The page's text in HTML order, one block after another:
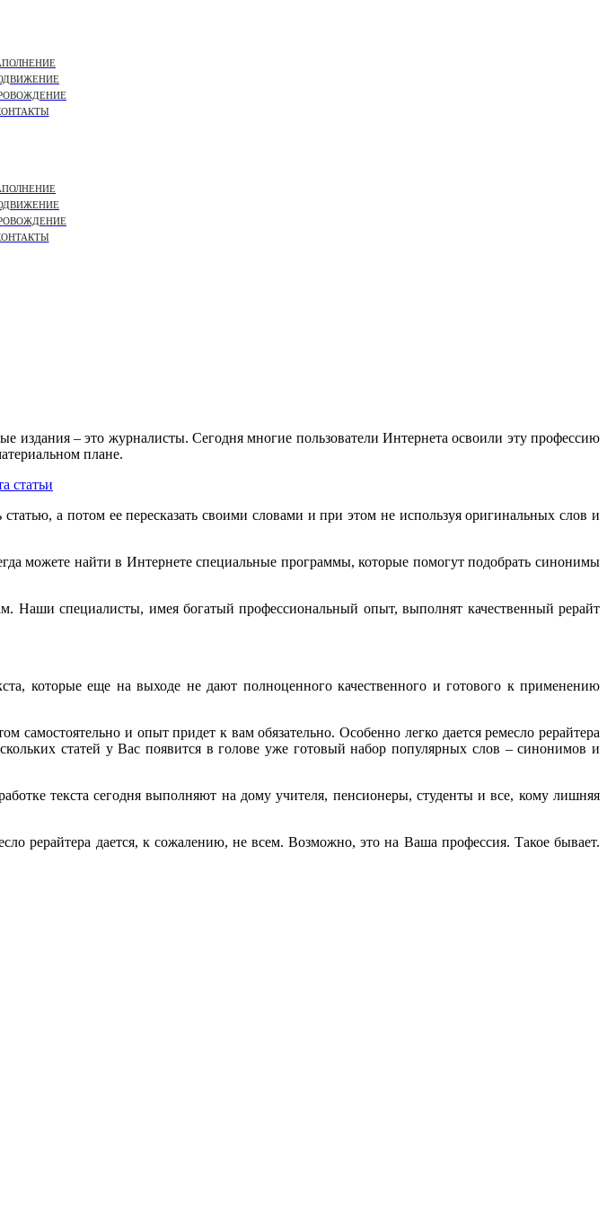
– это журналисты. Сегодня многие пользователи Интернета освоили эту профессию
плане.
а потом ее пересказать своими словами и при этом не используя оригинальных слов и
можете найти в Интернете специальные программы, которые помогут подобрать синонимы
Наши специалисты, имея богатый профессиональный опыт, выполнят качественный рерайт
которые еще на выходе не дают полноценного качественного и готового к применению
самостоятельно и опыт придет к вам обязательно. Особенно легко дается ремесло рерайтера
статей у Вас появится в голове уже готовый набор популярных слов – синонимов и
текста сегодня выполняют на дому учителя, пенсионеры, студенты и все, кому лишняя
рерайтера дается, к сожалению, не всем. Возможно, это на Ваша профессия. Такое бывает.